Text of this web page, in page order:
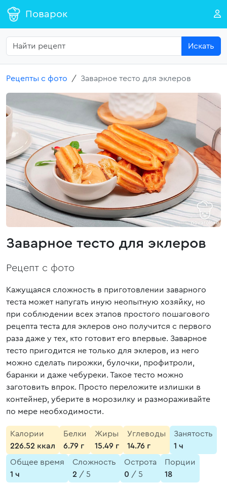
Поварок
Искать
Рецепты с фото Заварное тесто для эклеров
Заварное тесто для эклеров
Рецепт с фото
Кажущаяся сложность в приготовлении заварного
теста может напугать иную неопытную хозяйку, но
при соблюдении всех этапов простого пошагового
рецепта теста для эклеров оно получится с первого
раза даже у тех, кто готовит его впервые. Заварное
тесто пригодится не только для эклеров, из него
можно сделать пирожки, булочки, профитроли,
баранки и даже чебуреки. Такое тесто можно
заготовить впрок. Просто переложите излишки в
контейнер, уберите в морозилку и размораживайте
по мере необходимости.
Калории
226.52 ккал
Белки
6.79 г
Жиры
15.49 г
Углеводы
14.76 г
Занятость
1 ч
Общее время
1 ч
Сложность
2 / 5
Острота
0 / 5
Порции
18